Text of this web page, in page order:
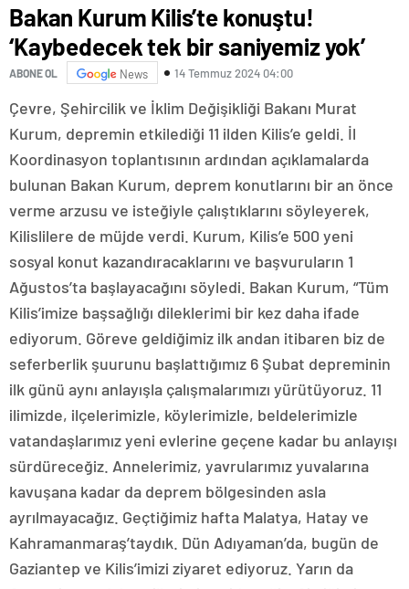
Bakan Kurum Kilis’te konuştu!
‘Kaybedecek tek bir saniyemiz yok’
ABONE OL News 14 Temmuz 2024 04:00
Çevre, Şehircilik ve İklim Değişikliği Bakanı Murat
Kurum, depremin etkilediği 11 ilden Kilis’e geldi. İl
Koordinasyon toplantısının ardından açıklamalarda
bulunan Bakan Kurum, deprem konutlarını bir an önce
verme arzusu ve isteğiyle çalıştıklarını söyleyerek,
Kilislilere de müjde verdi. Kurum, Kilis’e 500 yeni
sosyal konut kazandıracaklarını ve başvuruların 1
Ağustos’ta başlayacağını söyledi. Bakan Kurum, “Tüm
Kilis’imize başsağlığı dileklerimi bir kez daha ifade
ediyorum. Göreve geldiğimiz ilk andan itibaren biz de
seferberlik şuurunu başlattığımız 6 Şubat depreminin
ilk günü aynı anlayışla çalışmalarımızı yürütüyoruz. 11
ilimizde, ilçelerimizle, köylerimizle, beldelerimizle
vatandaşlarımız yeni evlerine geçene kadar bu anlayışı
sürdüreceğiz. Annelerimiz, yavrularımız yuvalarına
kavuşana kadar da deprem bölgesinden asla
ayrılmayacağız. Geçtiğimiz hafta Malatya, Hatay ve
Kahramanmaraş’taydık. Dün Adıyaman’da, bugün de
Gaziantep ve Kilis’imizi ziyaret ediyoruz. Yarın da